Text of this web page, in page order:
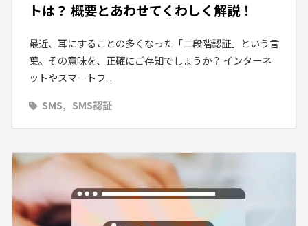
トは？ 概要とあわせてくわしく解説！
最近、耳にすることの多くなった「二段階認証」という言
葉。その意味を、正確にご存知でしょうか？ インターネ
ットやスマートフ...
SMS
SMS認証